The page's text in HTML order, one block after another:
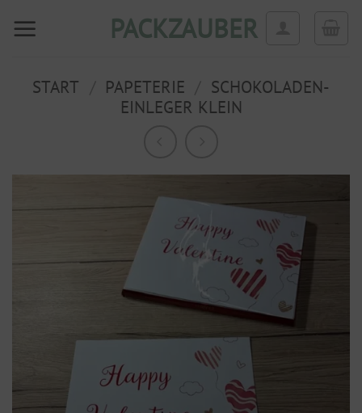
Inhalt
PACKZAUBER
START PAPETERIE
SCHOKOLADEN-
EINLEGER KLEIN